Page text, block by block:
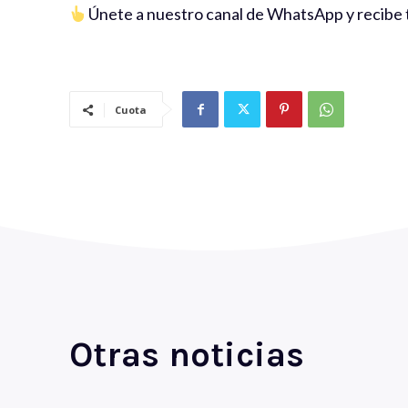
Únete a nuestro canal de WhatsApp y
Cuota
Otras noticias